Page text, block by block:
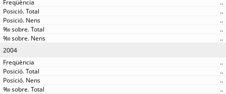
..
..
..
..
..
2004
..
..
..
..